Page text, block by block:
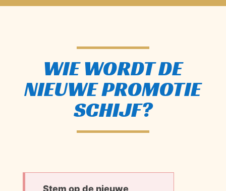
WIE WORDT DE
NIEUWE PROMOTIE
SCHIJF?
Stem op de nieuwe